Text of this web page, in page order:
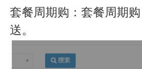
套餐周期购：套餐周期
送。